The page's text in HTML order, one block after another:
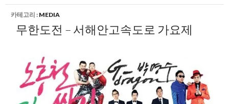
카테고리 : MEDIA
무한도전 – 서해안고속도로 가요제